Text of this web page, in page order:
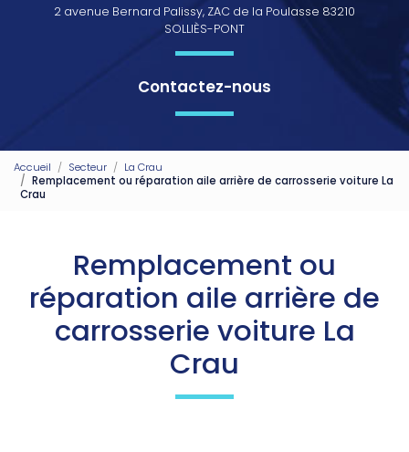
2 avenue Bernard Palissy, ZAC de la Poulasse 83210
SOLLIÈS-PONT
Contactez-nous
Accueil Secteur
La Crau
Remplacement ou réparation aile arrière de carrosserie voiture La
Crau
Remplacement ou
réparation aile arrière de
carrosserie voiture La
Crau